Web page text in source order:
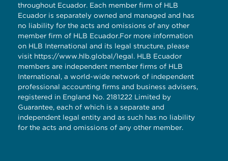
throughout Ecuador. Each member firm of HLB
Ecuador is separately owned and managed and has
no liability for the acts and omissions of any other
member firm of HLB Ecuador.For more information
on HLB International and its legal structure, please
visit https://www.hlb.global/legal. HLB Ecuador
members are independent member firms of HLB
International, a world-wide network of independent
professional accounting firms and business advisers,
registered in England No. 2181222 Limited by
Guarantee, each of which is a separate and
independent legal entity and as such has no liability
for the acts and omissions of any other member.